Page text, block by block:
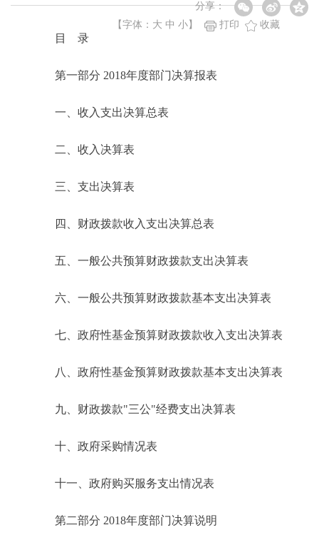
分享：
【字体： 大 中 小 】 打印 收藏
目 录
第一部分 2018年度部门决算报表
一、收入支出决算总表
二、收入决算表
三、支出决算表
四、财政拨款收入支出决算总表
五、一般公共预算财政拨款支出决算表
六、一般公共预算财政拨款基本支出决算表
七、政府性基金预算财政拨款收入支出决算表
八、政府性基金预算财政拨款基本支出决算表
九、财政拨款"三公"经费支出决算表
十、政府采购情况表
十一、政府购买服务支出情况表
第二部分 2018年度部门决算说明